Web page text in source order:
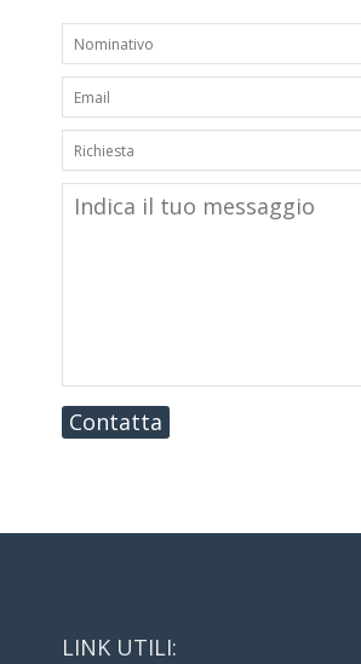
Contatta
LINK UTILI: